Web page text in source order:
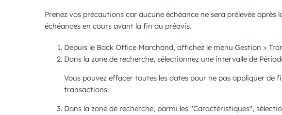
Prenez vos précautions car aucune échéance ne sera prélevée après
échéances en cours avant la fin du préavis.
Depuis le Back Office Marchand, affichez le menu Gestion >
Dans la zone de recherche, sélectionnez une intervalle de
Vous pouvez effacer toutes les dates pour ne pas appliquer de
transactions.
Dans la zone de recherche, parmi les "Caractéristiques",